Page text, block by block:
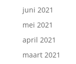
juni 2021
mei 2021
april 2021
maart 2021